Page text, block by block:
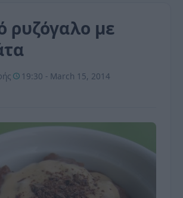
ρυζόγαλο με
19:30 - March 15, 2014